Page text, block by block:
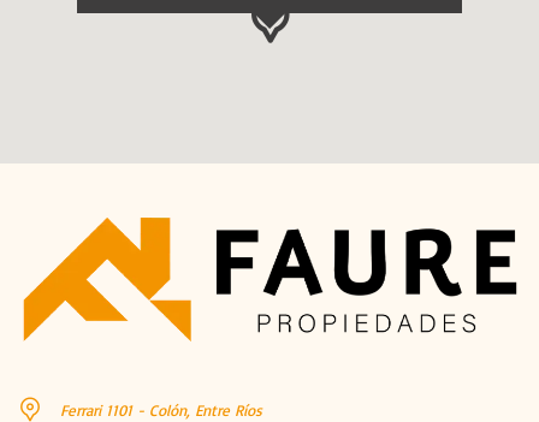
Ferrari 1101 - Colón, Entre Ríos